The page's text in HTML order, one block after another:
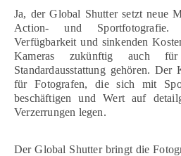
Ja, der Global Shutter setzt neue
Action- und
Verfügbarkeit und sinkenden
Kameras zukünftig auch
Standardausstattung gehören.
für Fotografen, die sich mit
beschäftigen und Wert auf
Verzerrungen legen.
Der Global Shutter bringt die